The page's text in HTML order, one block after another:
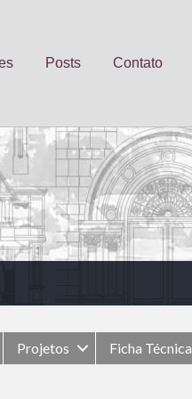
Posts Contato
Projetos Ficha Técnica